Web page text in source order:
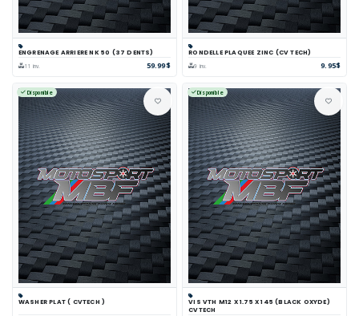
ENGRENAGE ARRIERE NK 50 (37 DENTS)
11 inv. 59.99$
RONDELLE PLAQUEE ZINC (CV TECH)
9 inv. 9.95$
Disponible
WASHER PLAT ( CVTECH )
Disponible
VIS VTH M12 X 1.75 X 145 (BLACK OXYDE)
CVTECH